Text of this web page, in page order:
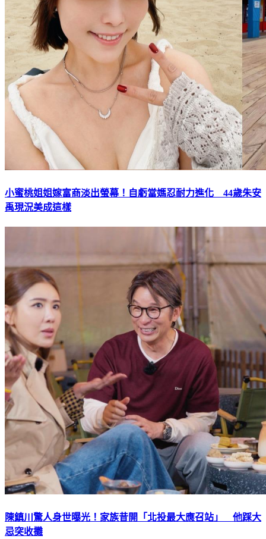
小蜜桃姐姐嫁富商淡出螢幕！自虧當媽忍耐力進化 44歲朱安
禹現況美成這樣
陳鎮川驚人身世曝光！家族昔開「北投最大應召站」 他踩大
忌突收攤